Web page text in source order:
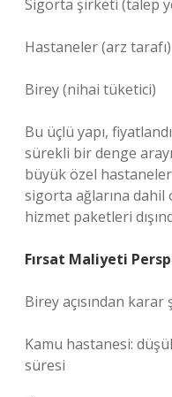
Sigorta şirketi (talep
Hastaneler (arz tarafı)
Birey (nihai tüketici)
Bu üçlü yapı,
sürekli bir denge
büyük özel
sigorta ağlarına dahil
hizmet paketleri
Fırsat Maliyeti
Birey açısından
Kamu hastanesi:
süresi